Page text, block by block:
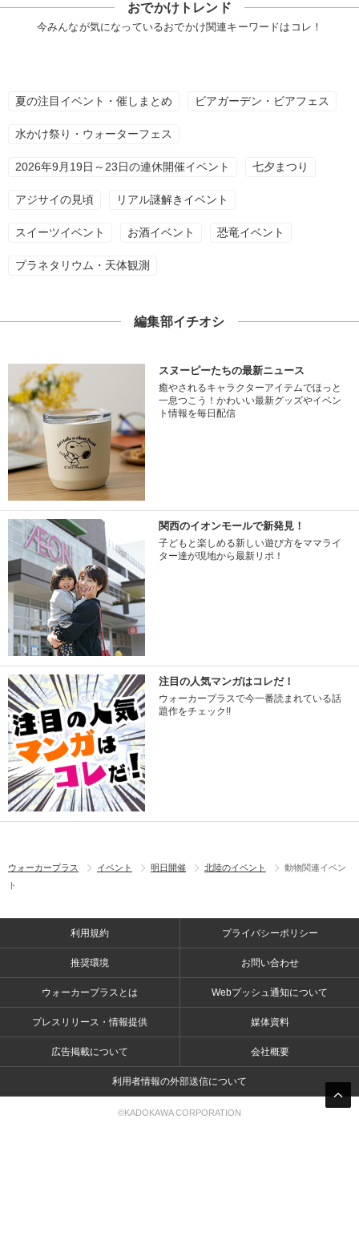
おでかけトレンド
今みんなが気になっているおでかけ関連キーワードはコレ！
夏の注目イベント・催しまとめ ビアガーデン・ビアフェス
水かけ祭り・ウォーターフェス
2026年9月19日～23日の連休開催イベント 七夕まつり
アジサイの見頃 リアル謎解きイベント
スイーツイベント お酒イベント 恐竜イベント
プラネタリウム・天体観測
編集部イチオシ
スヌーピーたちの最新ニュース
癒やされるキャラクターアイテムでほっと
一息つこう！かわいい最新グッズやイベン
ト情報を毎日配信
関西のイオンモールで新発見！
子どもと楽しめる新しい遊び方をママライ
ター達が現地から最新リポ！
注目の人気マンガはコレだ！
ウォーカープラスで今一番読まれている話
題作をチェック!!
ウォーカープラス イベント 明日開催 北陸のイベント
動物関連イベン
ト
利用規約 プライバシーポリシー
推奨環境 お問い合わせ
ウォーカープラスとは Webプッシュ通知について
プレスリリース・情報提供 媒体資料
広告掲載について 会社概要
利用者情報の外部送信について
©KADOKAWA CORPORATION